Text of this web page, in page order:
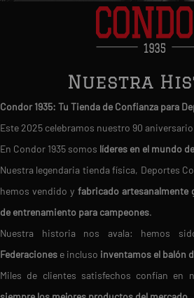
Nuestra
Condor 1935: Tu Tienda de Confianza para
Este 2025 celebramos nuestro 90
En Condor 1935 somos líderes en el mundo
Nuestra legendaria tienda física, Deportes
hemos vendido y fabricado artesanalmente
de entrenamiento para campeones.
Nuestra historia nos avala: hemos
Federaciones e incluso inventamos el balón
Miles de clientes satisfechos confían en